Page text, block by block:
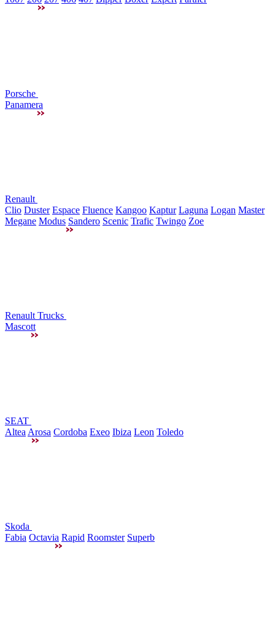
Porsche
Panamera
Renault
Clio Duster Espace Fluence Kangoo Kaptur Laguna Logan Master
Megane Modus Sandero Scenic Trafic Twingo Zoe
Renault Trucks
Mascott
SEAT
Altea Arosa Cordoba Exeo Ibiza Leon Toledo
Skoda
Fabia Octavia Rapid Roomster Superb